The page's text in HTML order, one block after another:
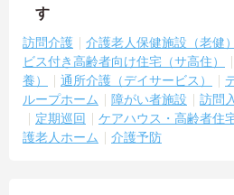
す
訪問介護 介護老人保健施設（老健）
ビス付き高齢者向け住宅（サ高住）
養）
通所介護（デイサービス）
ループホーム
障がい者施設 訪問
定期巡回
ケアハウス・高齢者住
護老人ホーム
介護予防